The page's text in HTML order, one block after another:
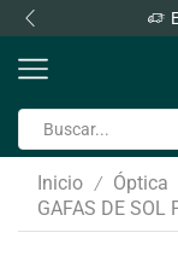
Inicio / Óptica
GAFAS DE SOL